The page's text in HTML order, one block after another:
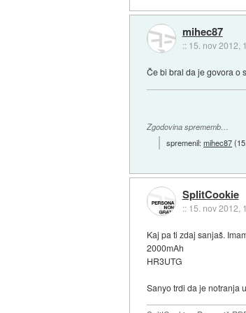
mihec87
:: 15. nov 2012,
Če bi bral da je govora o
Zgodovina sprememb…
spremenil:mihec87(
SplitCookie
:: 15. nov 2012,
Kaj pa ti zdaj sanjaš.
2000mAh
HR3UTG
Sanyo trdi da je notranja